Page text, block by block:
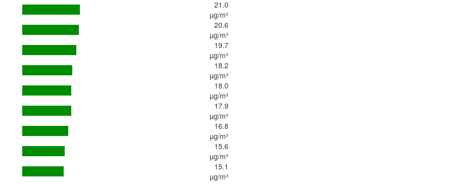
21.0
µg/m³
20.6
µg/m³
19.7
µg/m³
18.2
µg/m³
18.0
µg/m³
17.9
µg/m³
16.8
µg/m³
15.6
µg/m³
15.1
µg/m³